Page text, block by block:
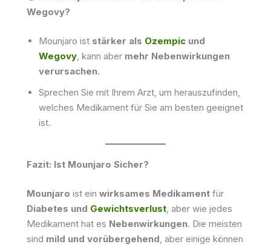
Wegovy?
Mounjaro ist stärker als Ozempic und
Wegovy , kann aber mehr Nebenwirkungen
verursachen.
Sprechen Sie mit Ihrem Arzt, um herauszufinden,
welches Medikament für Sie am besten geeignet
ist.
Fazit: Ist Mounjaro Sicher?
Mounjaro ist ein wirksames Medikament für
Diabetes und Gewichtsverlust , aber wie jedes
Medikament hat es Nebenwirkungen. Die meisten
sind mild und vorübergehend , aber einige können